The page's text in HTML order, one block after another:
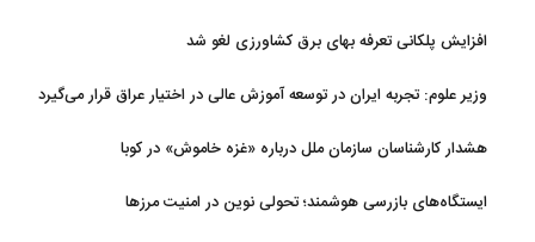
افزایش پلکانی تعرفه بهای برق کشاورزی لغو شد
وزیر علوم: تجربه ایران در توسعه آموزش عالی در اختیار عراق قرار می‌گیرد
هشدار کارشناسان سازمان ملل درباره «غزه‌ خاموش» در کوبا
ایستگاه‌های بازرسی هوشمند؛ تحولی نوین در امنیت مرزها